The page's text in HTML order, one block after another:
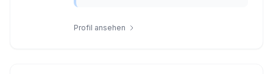
Profil ansehen